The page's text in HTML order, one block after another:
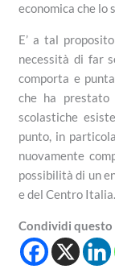
economica che lo
E’ a tal
necessità di far
comporta e
che ha prestato
scolastiche
punto, in
nuovamente
possibilità di un
e del Centro Italia.
Condividi